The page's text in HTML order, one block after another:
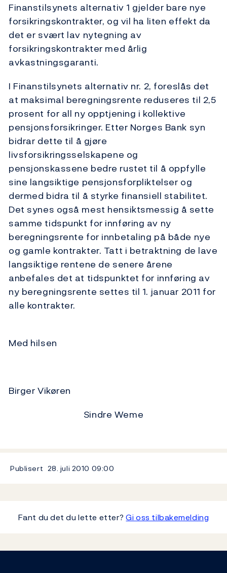
Finanstilsynets alternativ 1 gjelder bare nye
forsikringskontrakter, og vil ha liten effekt da
det er svært lav nytegning av
forsikringskontrakter med årlig
avkastningsgaranti.
I Finanstilsynets alternativ nr. 2, foreslås det
at maksimal beregningsrente reduseres til 2,5
prosent for all ny opptjening i kollektive
pensjonsforsikringer. Etter Norges Bank syn
bidrar dette til å gjøre
livsforsikringsselskapene og
pensjonskassene bedre rustet til å oppfylle
sine langsiktige pensjonsforpliktelser og
dermed bidra til å styrke finansiell stabilitet.
Det synes også mest hensiktsmessig å sette
samme tidspunkt for innføring av ny
beregningsrente for innbetaling på både nye
og gamle kontrakter. Tatt i betraktning de lave
langsiktige rentene de senere årene
anbefales det at tidspunktet for innføring av
ny beregningsrente settes til 1. januar 2011 for
alle kontrakter.
Med hilsen
Birger Vikøren
Sindre Weme
Publisert 28. juli 2010 09:00
Fant du det du lette etter?Gi oss tilbakemelding